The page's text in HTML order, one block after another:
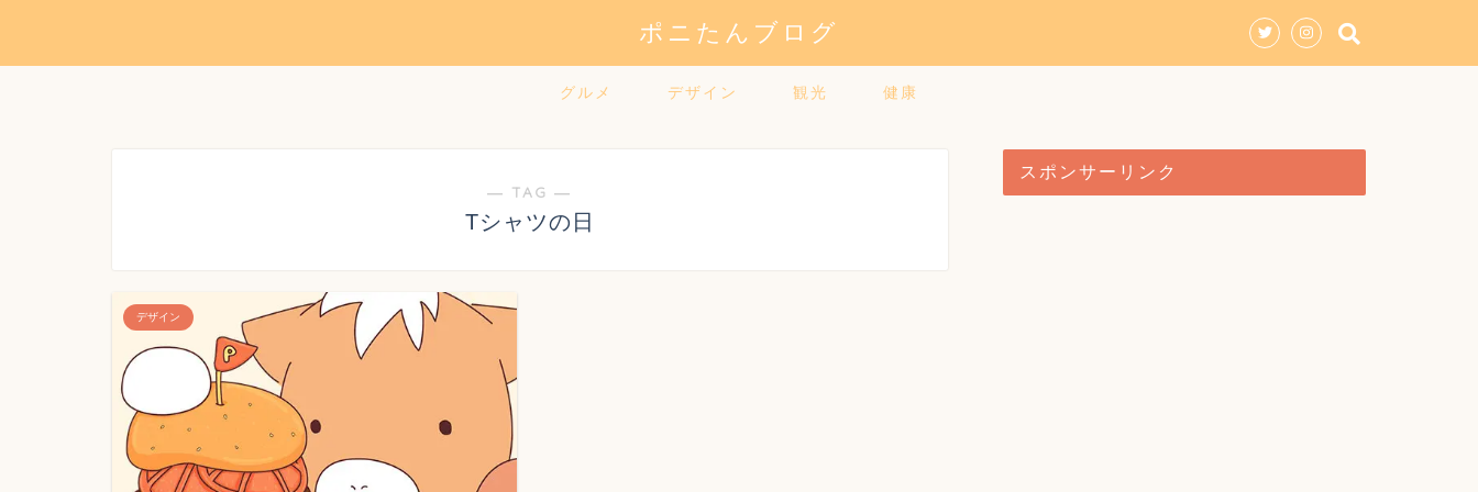
ポニたんブログ
グルメ デザイン 観光 健康
― TAG ―
Tシャツの日
デザイン
スポンサーリンク